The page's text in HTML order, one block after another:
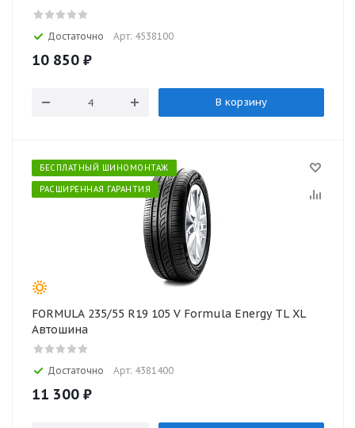
Достаточно Арт: 4538100
10 850 ₽
В корзину
БЕСПЛАТНЫЙ ШИНОМОНТАЖ
РАСШИРЕННАЯ ГАРАНТИЯ
FORMULA 235/55 R19 105 V Formula Energy TL XL
Автошина
Достаточно Арт: 4381400
11 300 ₽